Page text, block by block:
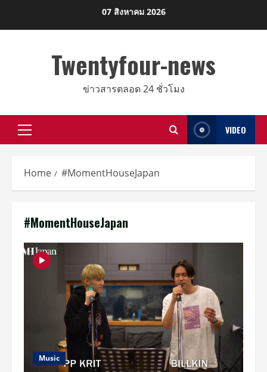
07 สิงหาคม 2026
Twentyfour-news
ข่าวสารตลอด 24 ชั่วโมง
Primary
VIDEO
Home #MomentHouseJapan
#MomentHouseJapan
Music